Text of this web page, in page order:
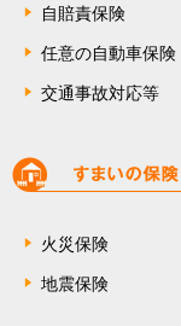
自賠責保険
任意の自動車保険
交通事故対応等
火災保険
地震保険